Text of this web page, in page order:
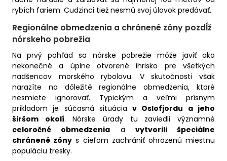
rybích fariem. Cudzinci tiež nesmú svoj úlovok predávať.
Regionálne obmedzenia a chránené zóny pozdĺž
nórskeho pobrežia
Na prvý pohľad sa nórske pobrežie môže javiť ako
nekonečné a úplne otvorené ihrisko pre všetkých
nadšencov morského rybolovu. V skutočnosti však
narazíte na dôležité regionálne obmedzenia, ktoré
nesmiete ignorovať. Typickým a veľmi prísnym
príkladom je súčasná situáciav Oslofjordu a jeho
širšom okolí. Nórske úrady tu zaviedli významné
celoročné obmedzenia a vytvorili špeciálne
chránené zóny s cieľom zachrániť ohrozenú miestnu
populáciu tresky.